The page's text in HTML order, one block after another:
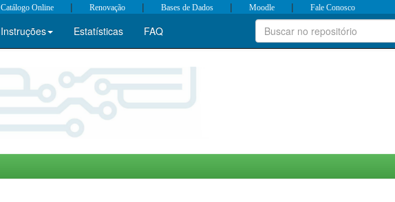
Catálogo Online | Renovação | Bases de Dados | Moodle | Fale Conosco
Instruções Estatísticas FAQ